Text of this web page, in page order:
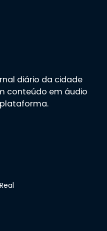
diário da cidade
conteúdo em áudio